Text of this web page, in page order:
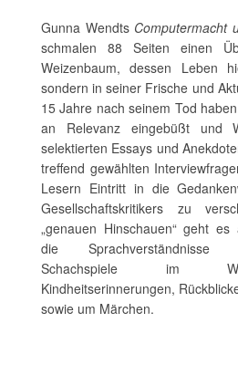
Gunna Wendts Computermacht
schmalen 88 Seiten einen
Weizenbaum, dessen Leben
sondern in seiner Frische und
15 Jahre nach seinem Tod
an Relevanz eingebüßt und
selektierten Essays und
treffend gewählten
Lesern Eintritt in die
Gesellschaftskritikers zu
„genauen Hinschauen“ geht
die Sprachverständnisse
Schachspiele im
Kindheitserinnerungen,
sowie um Märchen.